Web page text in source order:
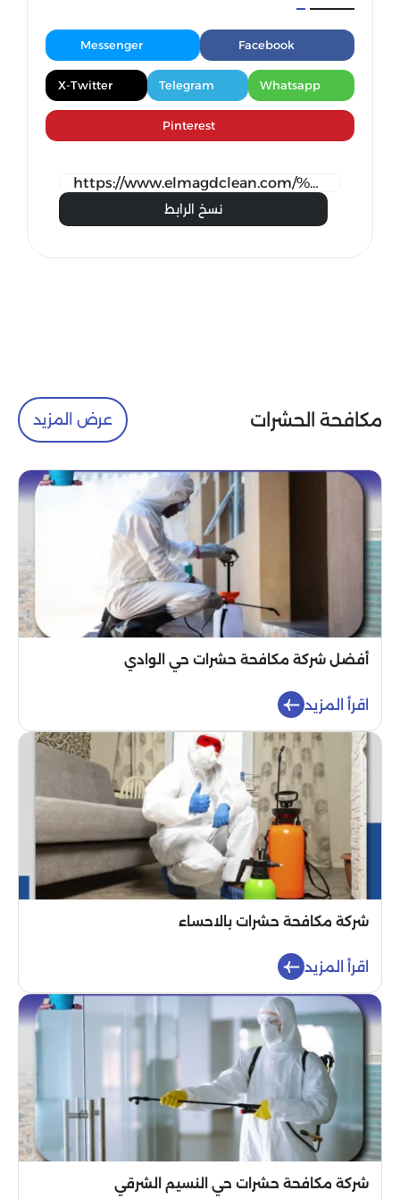
Facebook
Messenger
Whatsapp
Telegram
X-Twitter
Pinterest
نسخ الرابط
مكافحة الحشرات عرض المزيد
أفضل شركة مكافحة حشرات حي الوادي
اقرأ المزيد
شركة مكافحة حشرات بالاحساء
اقرأ المزيد
شركة مكافحة حشرات حي النسيم الشرقي